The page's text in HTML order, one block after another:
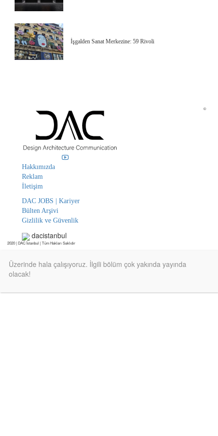
İşgalden Sanat Merkezine: 59 Rivoli
Hakkımızda
Reklam
İletişim
DAC JOBS | Kariyer
Bülten Arşivi
Gizlilik ve Güvenlik
dacistanbul
©
2020 | DAC İstanbul | Tüm Hakları Saklıdır
Üzerinde hala çalışıyoruz. İlgili bölüm çok yakında yayında
olacak!